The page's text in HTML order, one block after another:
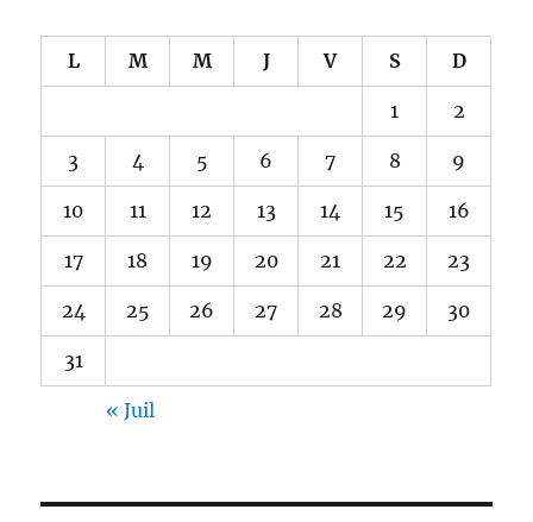
L M M J V S D
1 2
3 4 5 6 7 8 9
10 11 12 13 14 15 16
17 18 19 20 21 22 23
24 25 26 27 28 29 30
31
« Juil